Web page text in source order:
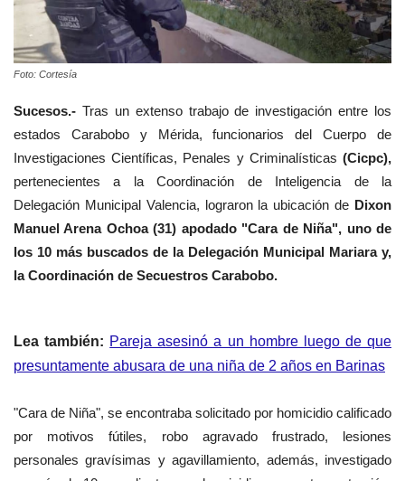
Foto: Cortesía
Sucesos.- Tras un extenso trabajo de investigación entre los
estados Carabobo y Mérida, funcionarios delCuerpo de
Investigaciones Científicas, Penales y Criminalísticas (Cicpc),
pertenecientes a la Coordinación de Inteligencia de la
Delegación Municipal Valencia, lograron la ubicación de Dixon
Manuel Arena Ochoa (31) apodado "Cara de Niña", uno de
los 10 más buscados de la Delegación Municipal Mariara y,
la Coordinación de Secuestros Carabobo.
Lea también: Pareja asesinó a un hombre luego de que
presuntamente abusara de una niña de 2 años en Barinas
"Cara de Niña", se encontraba solicitado por homicidio calificado
por motivos fútiles, robo agravado frustrado, lesiones
personales gravísimas y agavillamiento, además, investigado